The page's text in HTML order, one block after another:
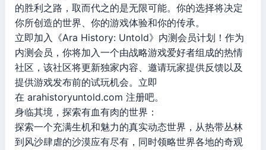
的胜利之路，取而代之的是无限可能。你的选择将决定
你所创造的世界、你的游戏体验和你的传承。
立即加入《Ara History: Untold》内测会员计划！作为
内测会员，你将加入一个由战略游戏爱好者组成的热情
社区，该社区将更新独家内容、邀请玩家提供反馈以及
提供游戏发布前的试玩机会。立即
在 arahistoryuntold.com 注册吧。
身临其境，探索有血有肉的世界：
探索一个充满生机和魅力的真实动态世界，从热带丛林
到风沙肆虐的沙漠应有尽有，同时领略世界各地的奇观